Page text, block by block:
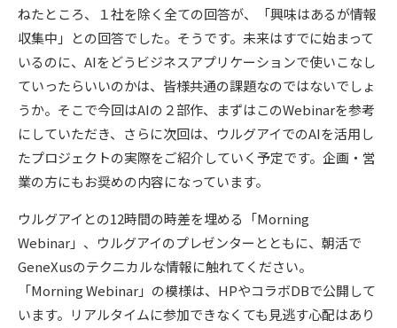
ねたところ、１社を除く全ての回答が、「興味はあるが情報
収集中」との回答でした。そうです。未来はすでに始まって
いるのに、AIをどうビジネスアプリケーションで使いこなし
ていったらいいのかは、皆様共通の課題なのではないでしょ
うか。そこで今回はAIの２部作、まずはこのWebinarを参考
にしていただき、さらに次回は、ウルグアイでのAIを活用し
たプロジェクトの実際をご紹介していく予定です。企画・営
業の方にもお奨めの内容になっています。
ウルグアイとの12時間の時差を埋める「Morning
Webinar」、ウルグアイのプレゼンターとともに、朝活で
GeneXusのテクニカルな情報に触れてください。
「Morning Webinar」の模様は、HPやコラボDBで公開して
います。リアルタイムに参加できなくても見逃す心配はあり